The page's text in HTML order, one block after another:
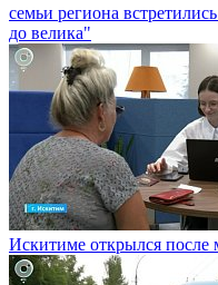
семьи региона
до велика"
Искитиме открылся после